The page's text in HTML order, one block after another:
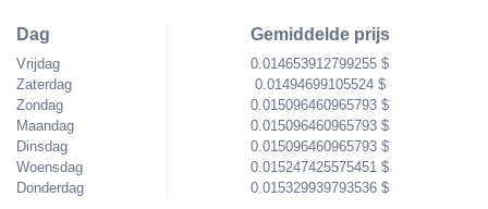
Dag
Vrijdag
Zaterdag
Zondag
Maandag
Dinsdag
Woensdag
Donderdag
Gemiddelde prijs
0.014653912799255 $
0.01494699105524 $
0.015096460965793 $
0.015096460965793 $
0.015096460965793 $
0.015247425575451 $
0.015329939793536 $